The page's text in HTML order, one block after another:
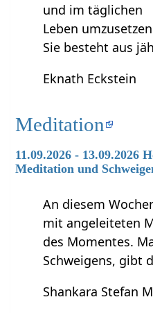
und im täglichen
Leben
Sie besteht aus
Eknath Eckstein
Meditation
11.09.2026 - 13.09.2026
Meditation und
An diesem
mit angeleiteten
des Momentes.
Schweigens, gibt
Shankara Stefan